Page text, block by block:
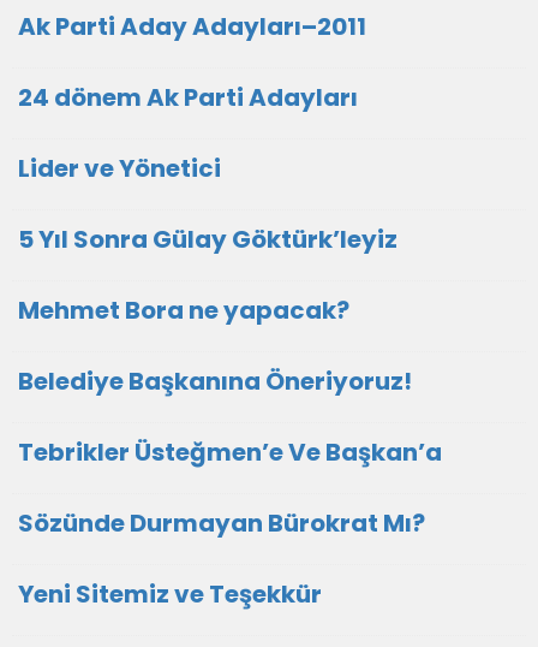
Ak Parti Aday Adayları–2011
24 dönem Ak Parti Adayları
Lider ve Yönetici
5 Yıl Sonra Gülay Göktürk’leyiz
Mehmet Bora ne yapacak?
Belediye Başkanına Öneriyoruz!
Tebrikler Üsteğmen’e Ve Başkan’a
Sözünde Durmayan Bürokrat Mı?
Yeni Sitemiz ve Teşekkür